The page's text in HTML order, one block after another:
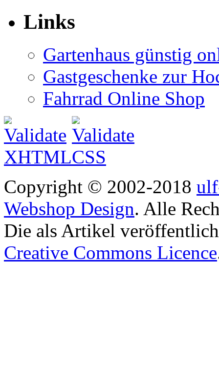
Links
Gartenhaus günstig
Gastgeschenke zur
Fahrrad Online Shop
Copyright © 2002-2018
Webshop Design. Alle
Die als Artikel
Creative Commons Licence